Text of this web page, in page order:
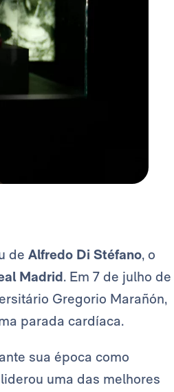
de Alfredo Di Stéfano, o
Madrid. Em 7 de julho de
Gregorio Marañón,
parada cardíaca.
sua época como
uma das melhores